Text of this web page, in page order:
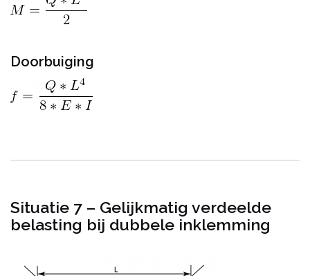
Doorbuiging
Situatie 7 – Gelijkmatig verdeelde
belasting bij dubbele inklemming